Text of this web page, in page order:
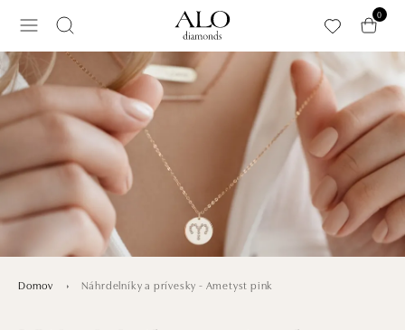
0
Domov Náhrdelníky a prívesky - Ametyst pink